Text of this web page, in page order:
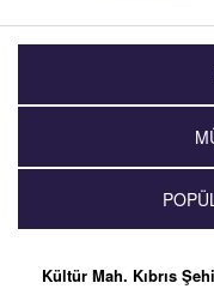
Kültür Mah. Kıbrıs